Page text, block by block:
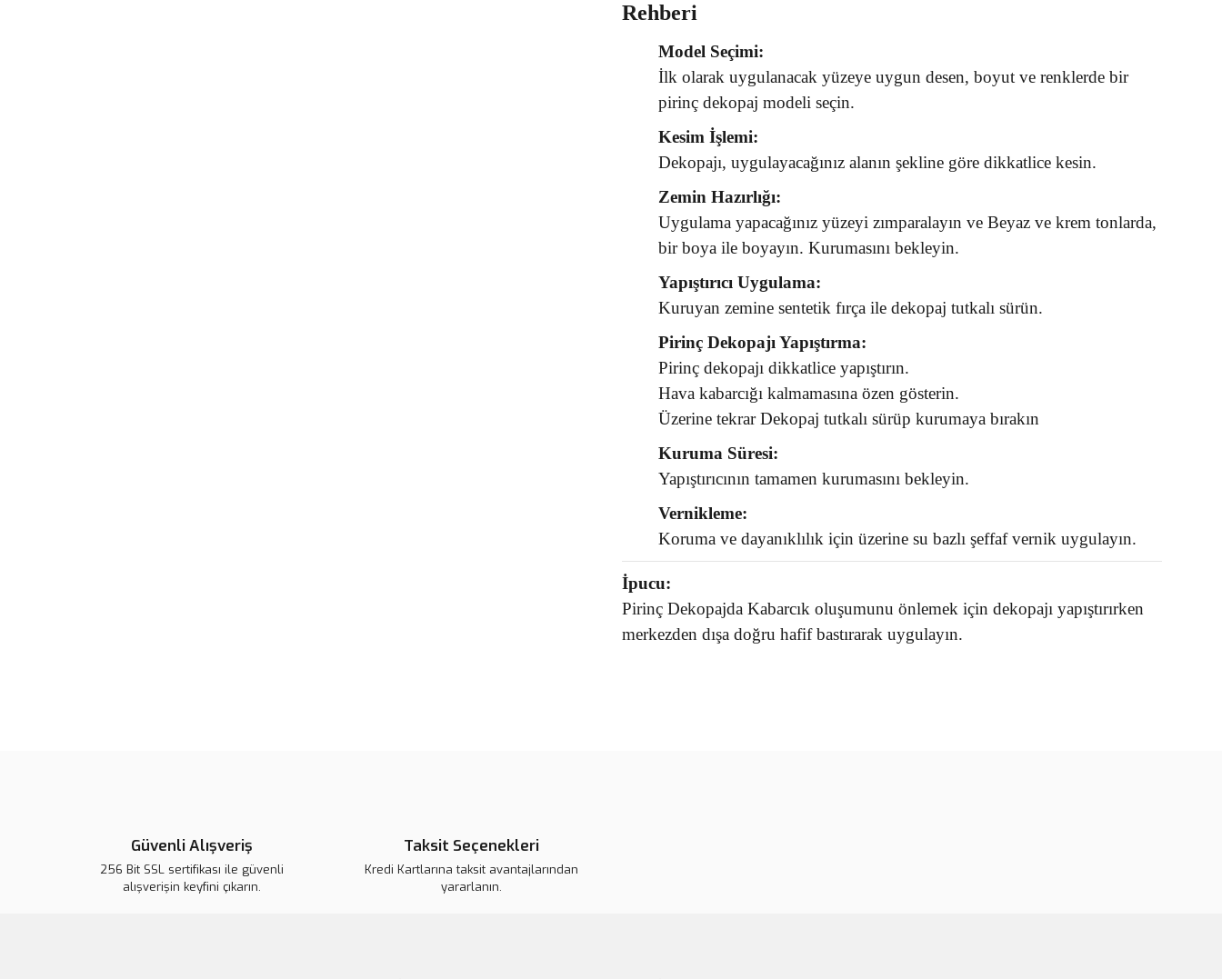
Rehberi
Model Seçimi:
İlk olarak uygulanacak yüzeye uygun desen, boyut ve renklerde bir
pirinç dekopaj modeli seçin.
Kesim İşlemi:
Dekopajı, uygulayacağınız alanın şekline göre dikkatlice kesin.
Zemin Hazırlığı:
Uygulama yapacağınız yüzeyi zımparalayın ve Beyaz ve krem tonlarda,
bir boya ile boyayın. Kurumasını bekleyin.
Yapıştırıcı Uygulama:
Kuruyan zemine sentetik fırça ile dekopaj tutkalı sürün.
Pirinç Dekopajı Yapıştırma:
Pirinç dekopajı dikkatlice yapıştırın.
Hava kabarcığı kalmamasına özen gösterin.
Üzerine tekrar Dekopaj tutkalı sürüp kurumaya bırakın
Kuruma Süresi:
Yapıştırıcının tamamen kurumasını bekleyin.
Vernikleme:
Koruma ve dayanıklılık için üzerine su bazlı şeffaf vernik uygulayın.
İpucu:
Pirinç Dekopajda Kabarcık oluşumunu önlemek için dekopajı yapıştırırken
merkezden dışa doğru hafif bastırarak uygulayın.
Güvenli Alışveriş
256 Bit SSL sertifikası ile güvenli
alışverişin keyfini çıkarın.
Taksit Seçenekleri
Kredi Kartlarına taksit avantajlarından
yararlanın.